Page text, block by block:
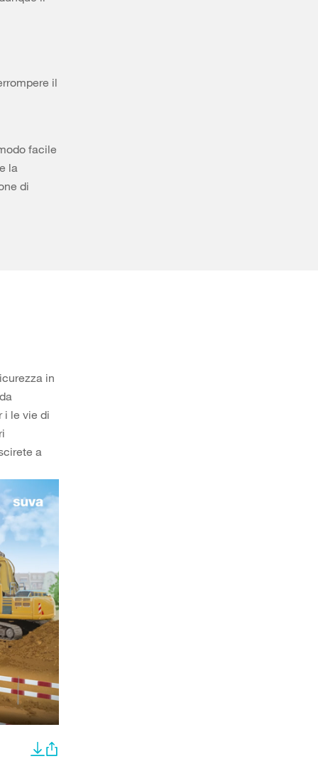
il
facile
la
di
in
i le vie di
a